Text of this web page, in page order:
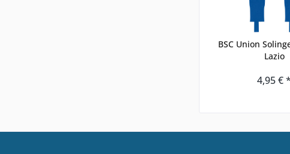
BSC Union
Lazio
4,95 € *